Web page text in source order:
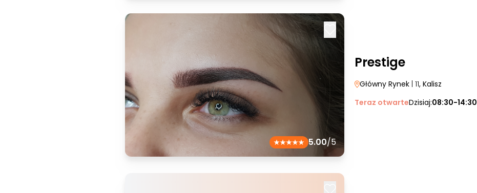
5.00/5
Prestige
Główny Rynek | 11, Kalisz
Teraz otwarteDzisiaj:08:30-14:30